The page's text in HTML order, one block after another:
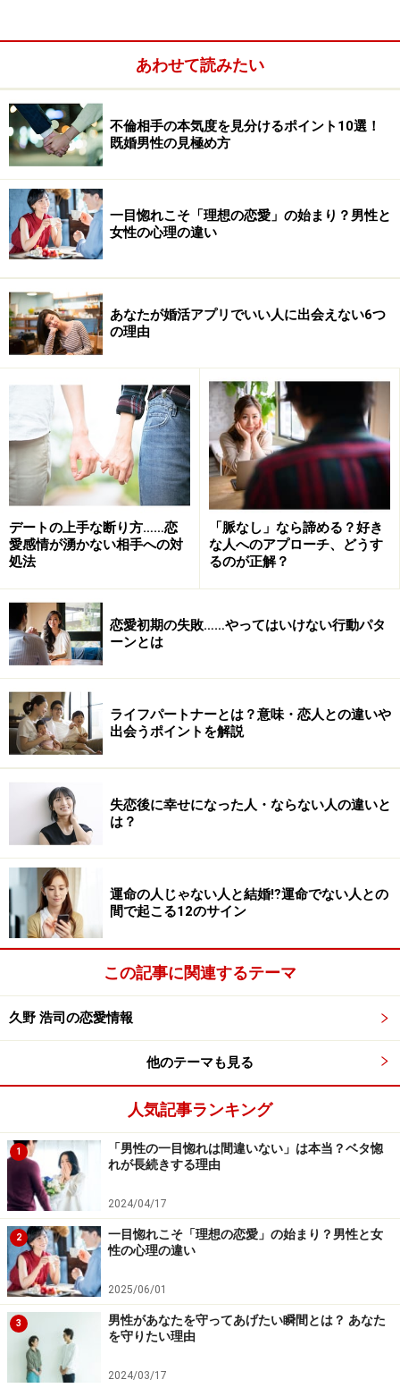
リスク対応で家族の危機を乗り越える方法って？
上記の離婚劇の原因は、疑惑や噂レベルのものも含め
て、ほぼ不倫絡みのものがほとんどです。離婚協議中と
はいえ人生を左右しかねない問題になってもおかしくあ
りません。
そんな中、火消しが上手だったと思ったのが、太川陽介
さん藤吉久美子さんご夫婦の報道でした。週刊誌に直撃
されて晴天の霹靂だったはずの太川さんがいち早く記者
ん」「ボクが守る」「これで終わり！」と発言し、マス
コミの間では神対応と絶賛されました。
一部から「嘘くさい」「モラハラ夫だ」と太川さんの対
応を批判するような声もありましたが、読者の皆さまは
どう感じたでしょうか？ きっといろいろ意見がある方も
いるでしょう。
それでも、お二人の会見から夫婦のカタチについて学べ
ることがあると思います。それを下記にまとめてみまし
た。
1:夫婦で作ってきた絆や価値観がある
新婚家庭と結婚20年以上のベテラン夫婦では、歩んでき
た歴史や重みが違います。長ければいい、ということで
方を生活の中で作ってきた実績があるからです。「お互
い経済的に自立できるのだから浮気・不倫されたら即離
ーターが詰め寄っても、「信じるしかない、カミさんだ
もん」という一言、つまり夫婦の絆や価値観でそれを覆
した例だったと言えます。
2:個人ではなく、「家族の問題」になる
そもそも恋愛関係と夫婦関係で大きく違うのは、名実と
もに「家族」であるという点です。あえて強調すれば、
「単なる恋愛関係でなく家族である」と言えます。1人
のではなく、家族の問題としてより良い解決方法を考え
されます。
3:「家庭の問題」だから、連携してトラブル解決できる
太川さん藤吉さんご夫婦の場合、夫は「妻を疑いつつも
信じる」と言い、妻は「誤解させて申し訳ない、夫がい
ないと生きていけない」と言い、お互い離婚という選択
はしないと公言しました。すでに夫婦間でこれ以上問題
ありませんというのであれば、マスコミや世間など外野
である他人が干渉したり、文句を言うことはできませ
ん。周囲の詮索を最小限に抑えたことは、結果的に家族
あわせて読みたい
不倫相手の本気度を見分けるポイント10選！
既婚男性の見極め方
一目惚れこそ「理想の恋愛」の始まり？男性と
女性の心理の違い
あなたが婚活アプリでいい人に出会えない6つ
の理由
デートの上手な断り方……恋
愛感情が湧かない相手への対
処法
「脈なし」なら諦める？好き
な人へのアプローチ、どうす
るのが正解？
恋愛初期の失敗……やってはいけない行動パタ
ーンとは
ライフパートナーとは？意味・恋人との違いや
出会うポイントを解説
失恋後に幸せになった人・ならない人の違いと
は？
運命の人じゃない人と結婚⁉運命でない人との
間で起こる12のサイン
この記事に関連するテーマ
久野 浩司の恋愛情報
他のテーマも見る
人気記事ランキング
1
「男性の一目惚れは間違いない」は本当？ベタ惚
れが長続きする理由
2024/04/17
2
一目惚れこそ「理想の恋愛」の始まり？男性と女
性の心理の違い
2025/06/01
3
男性があなたを守ってあげたい瞬間とは？ あなた
を守りたい理由
2024/03/17